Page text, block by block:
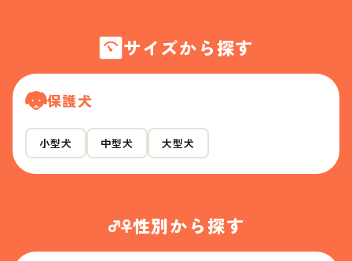
サイズから探す
保護犬
小型犬 中型犬 大型犬
性別から探す